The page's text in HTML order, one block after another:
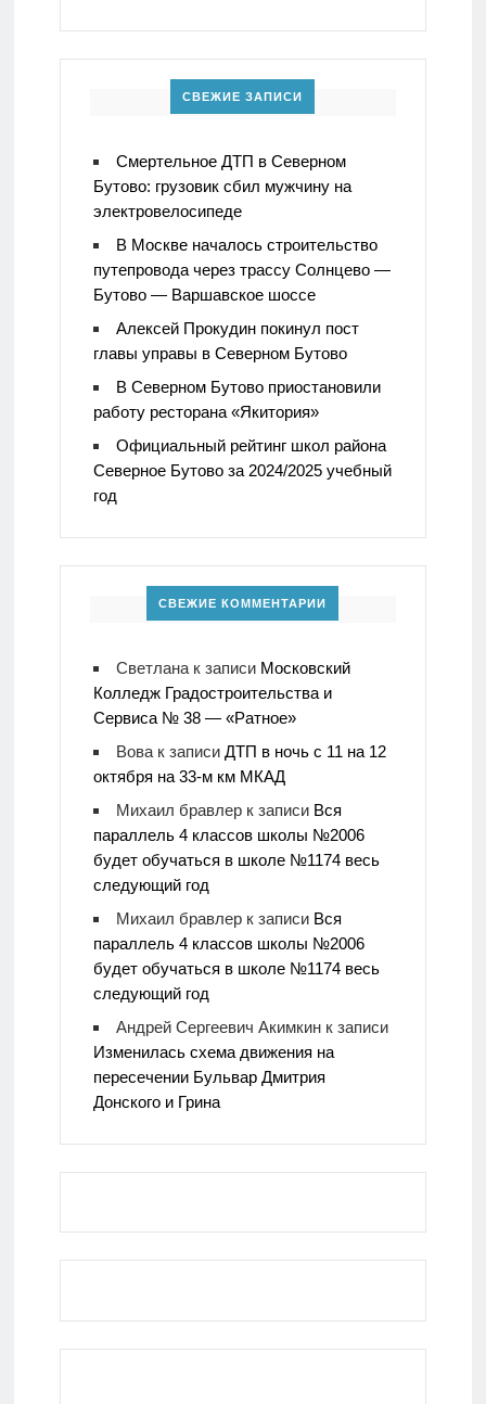
СВЕЖИЕ ЗАПИСИ
Смертельное ДТП в Северном
Бутово: грузовик сбил мужчину на
электровелосипеде
В Москве началось строительство
путепровода через трассу Солнцево —
Бутово — Варшавское шоссе
Алексей Прокудин покинул пост
главы управы в Северном Бутово
В Северном Бутово приостановили
работу ресторана «Якитория»
Официальный рейтинг школ района
Северное Бутово за 2024/2025 учебный
год
СВЕЖИЕ КОММЕНТАРИИ
Светланак записи Московский
Колледж Градостроительства и
Сервиса № 38 — «Ратное»
Вовак записи ДТП в ночь с 11 на 12
октября на 33-м км МКАД
Михаил бравлерк записи Вся
параллель 4 классов школы №2006
будет обучаться в школе №1174 весь
следующий год
Михаил бравлерк записи Вся
параллель 4 классов школы №2006
будет обучаться в школе №1174 весь
следующий год
Андрей Сергеевич Акимкинк записи
Изменилась схема движения на
пересечении Бульвар Дмитрия
Донского и Грина